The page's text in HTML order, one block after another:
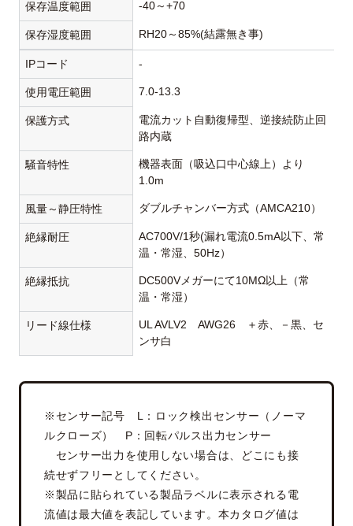
保存温度範囲 -40～+70
保存湿度範囲 RH20～85%(結露無き事)
IPコード -
使用電圧範囲 7.0-13.3
保護方式
電流カット自動復帰型、逆接続防止回
路内蔵
騒音特性
機器表面（吸込口中心線上）より
1.0m
風量～静圧特性 ダブルチャンバー方式（AMCA210）
絶縁耐圧
AC700V/1秒(漏れ電流0.5mA以下、常
温・常湿、50Hz）
絶縁抵抗
DC500Vメガーにて10MΩ以上（常
温・常湿）
リード線仕様
UL AVLV2 AWG26 ＋赤、－黒、セ
ンサ白
※センサー記号 L：ロック検出センサー（ノーマ
ルクローズ） P：回転パルス出力センサー
センサー出力を使用しない場合は、どこにも接
続せずフリーとしてください。
※製品に貼られている製品ラベルに表示される電
流値は最大値を表記しています。本カタログ値は